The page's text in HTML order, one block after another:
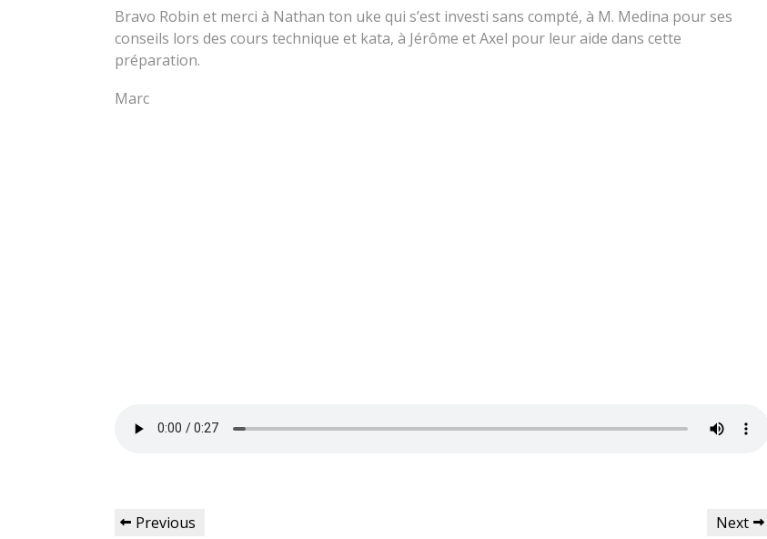
Bravo Robin et merci à Nathan ton uke qui s’est investi sans compté, à M. Medina pour ses
conseils lors des cours technique et kata, à Jérôme et Axel pour leur aide dans cette
préparation.
Marc
Navigation
Previous
Previous
Next
Next